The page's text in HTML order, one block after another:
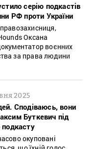
серію подкастів
РФ проти України
Оксана
воєнних
за права людини
2025
Сподіваюсь, вони
Буткевич під
подкасту
окуповані